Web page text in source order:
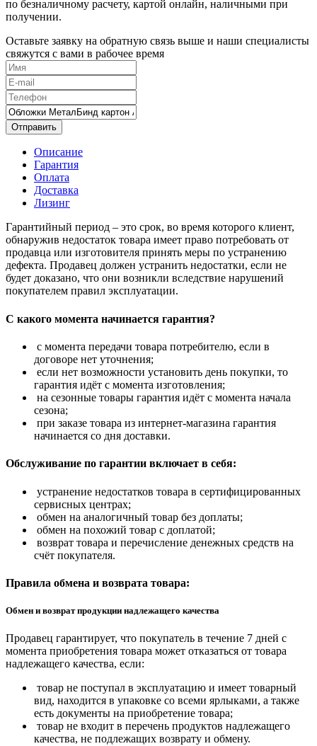
по безналичному расчету, картой онлайн, наличными при
получении.
Оставьте заявку на обратную связь выше и наши специалисты
свяжутся с вами в рабочее время
Отправить
Описание
Гарантия
Оплата
Доставка
Лизинг
Гарантийный период – это срок, во время которого клиент,
обнаружив недостаток товара имеет право потребовать от
продавца или изготовителя принять меры по устранению
дефекта. Продавец должен устранить недостатки, если не
будет доказано, что они возникли вследствие нарушений
покупателем правил эксплуатации.
С какого момента начинается гарантия?
с момента передачи товара потребителю, если в
договоре нет уточнения;
если нет возможности установить день покупки, то
гарантия идёт с момента изготовления;
на сезонные товары гарантия идёт с момента начала
сезона;
при заказе товара из интернет-магазина гарантия
начинается со дня доставки.
Обслуживание по гарантии включает в себя:
устранение недостатков товара в сертифицированных
сервисных центрах;
обмен на аналогичный товар без доплаты;
обмен на похожий товар с доплатой;
возврат товара и перечисление денежных средств на
счёт покупателя.
Правила обмена и возврата товара:
Обмен и возврат продукции надлежащего качества
Продавец гарантирует, что покупатель в течение 7 дней с
момента приобретения товара может отказаться от товара
надлежащего качества, если:
товар не поступал в эксплуатацию и имеет товарный
вид, находится в упаковке со всеми ярлыками, а также
есть документы на приобретение товара;
товар не входит в перечень продуктов надлежащего
качества, не подлежащих возврату и обмену.